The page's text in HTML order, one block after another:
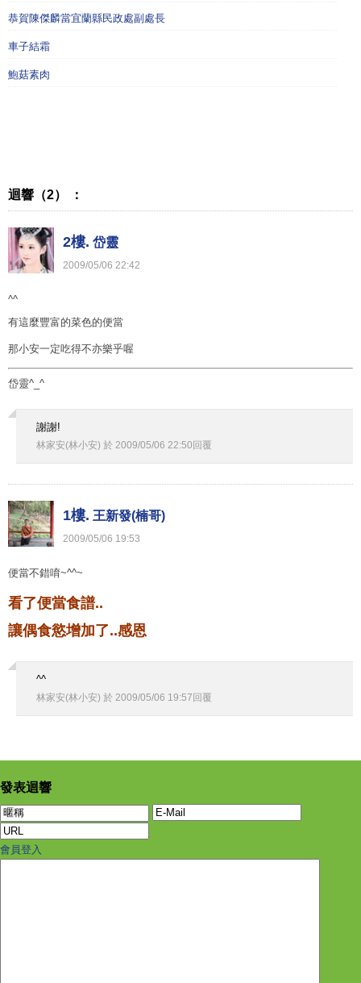
恭賀陳傑麟當宜蘭縣民政處副處長
車子結霜
鮑菇素肉
迴響（2） ：
2樓. 岱靈
2009/05/06 22:42
^^
有這麼豐富的菜色的便當
那小安一定吃得不亦樂乎喔
岱靈^_^
謝謝!
林家安(林小安) 於 2009/05/06 22:50 回覆
1樓. 王新發(楠哥)
2009/05/06 19:53
便當不錯唷~^^~
看了便當食譜..
讓偶食慾增加了..感恩
^^
林家安(林小安) 於 2009/05/06 19:57 回覆
發表迴響
會員登入